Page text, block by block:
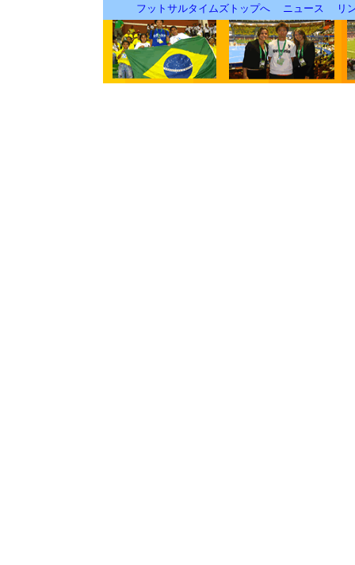
フットサルタイムズトップへ ニュース リ